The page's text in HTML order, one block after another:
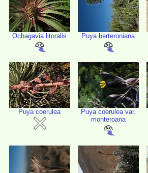
Ochagavia litoralis Puya berteroniana
Puya coerulea
Puya coerulea var.
monteroana